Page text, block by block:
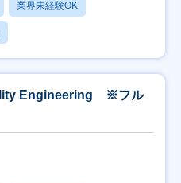
業界未経験OK
Engineering ※フル